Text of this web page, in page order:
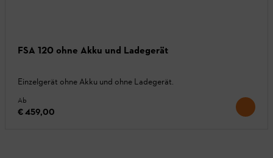
FSA 120 ohne Akku und Ladegerät
Einzelgerät ohne Akku und ohne Ladegerät.
Ab
€ 459,00